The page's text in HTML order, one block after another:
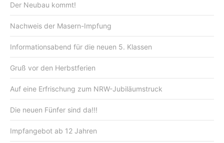
Der Neubau kommt!
Nachweis der Masern-Impfung
Informationsabend für die neuen 5. Klassen
Gruß vor den Herbstferien
Auf eine Erfrischung zum NRW-Jubiläumstruck
Die neuen Fünfer sind da!!!
Impfangebot ab 12 Jahren